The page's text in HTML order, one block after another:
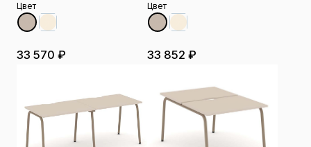
Цвет
33 570 ₽
Цвет
33 852 ₽